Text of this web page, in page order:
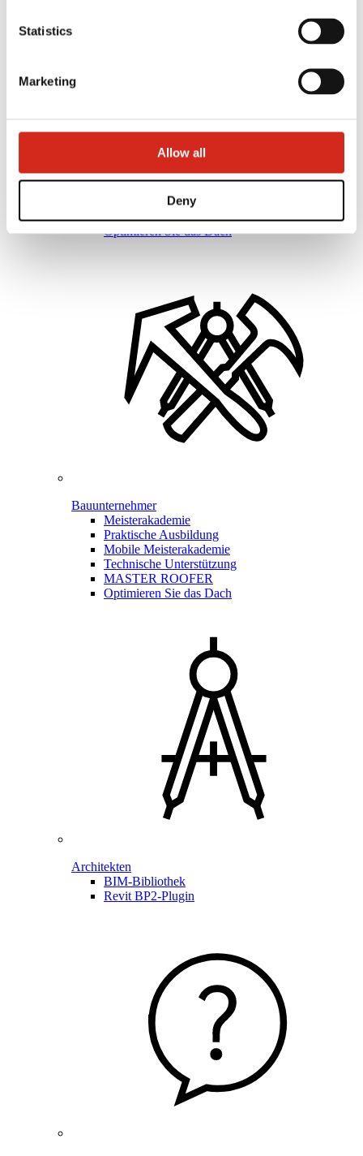
Statistics
Marketing
Allow all
Deny
Vertriebspartner
Marketing Angebot
BP2-Programm 50:50
Optimieren Sie das Dach
Bauunternehmer
Meisterakademie
Praktische Ausbildung
Mobile Meisterakademie
Technische Unterstützung
MASTER ROOFER
Optimieren Sie das Dach
Architekten
BIM-Bibliothek
Revit BP2-Plugin